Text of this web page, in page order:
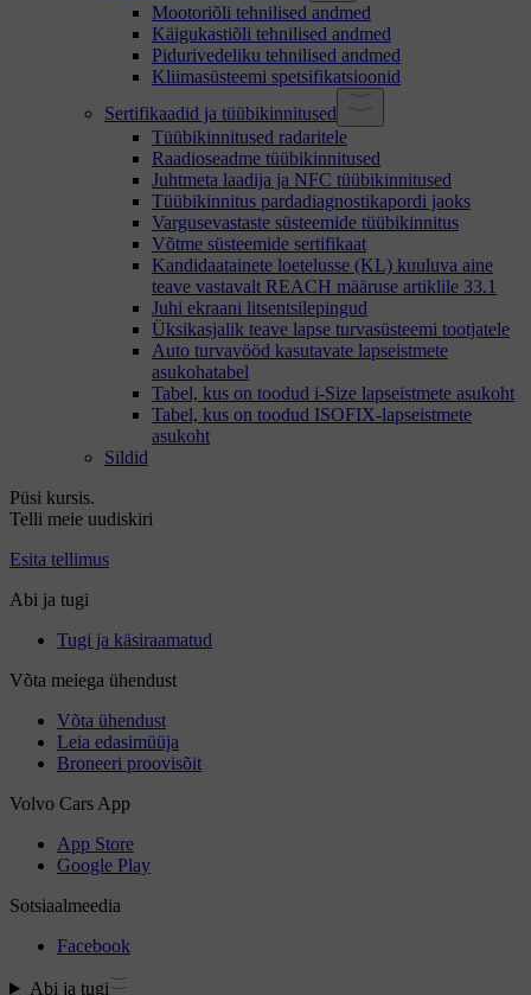
Mootoriõli tehnilised andmed
Käigukastiõli tehnilised andmed
Pidurivedeliku tehnilised andmed
Kliimasüsteemi spetsifikatsioonid
Sertifikaadid ja tüübikinnitused
Tüübikinnitused radaritele
Raadioseadme tüübikinnitused
Juhtmeta laadija ja NFC tüübikinnitused
Tüübikinnitus pardadiagnostikapordi jaoks
Vargusevastaste süsteemide tüübikinnitus
Võtme süsteemide sertifikaat
Kandidaatainete loetelusse (KL) kuuluva aine
teave vastavalt REACH määruse artiklile 33.1
Juhi ekraani litsentsilepingud
Üksikasjalik teave lapse turvasüsteemi tootjatele
Auto turvavööd kasutavate lapseistmete
asukohatabel
Tabel, kus on toodud i-Size lapseistmete asukoht
Tabel, kus on toodud ISOFIX-lapseistmete
asukoht
Sildid